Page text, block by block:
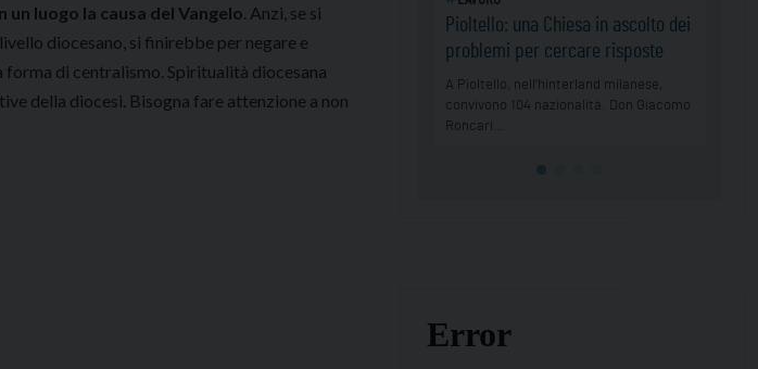
luogo la causa del Vangelo . Anzi, se si
diocesano, si finirebbe per negare e
di centralismo. Spiritualità diocesana
della diocesi. Bisogna fare attenzione a non